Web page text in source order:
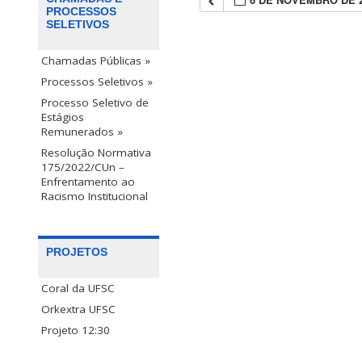
PROCESSOS
SELETIVOS
Chamadas Públicas »
Processos Seletivos »
Processo Seletivo de
Estágios
Remunerados »
Resolução Normativa
175/2022/CUn –
Enfrentamento ao
Racismo Institucional
PROJETOS
Coral da UFSC
Orkextra UFSC
Projeto 12:30